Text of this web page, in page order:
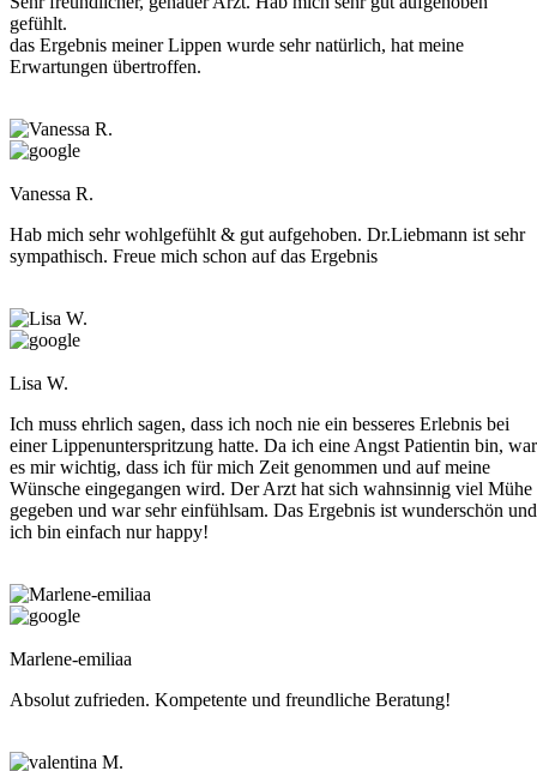
gefühlt.
das Ergebnis meiner Lippen wurde sehr natürlich, hat meine
Erwartungen übertroffen.
Vanessa R.
Hab mich sehr wohlgefühlt & gut aufgehoben. Dr.Liebmann ist sehr
sympathisch. Freue mich schon auf das Ergebnis
Lisa W.
Ich muss ehrlich sagen, dass ich noch nie ein besseres Erlebnis bei
einer Lippenunterspritzung hatte. Da ich eine Angst Patientin bin, war
es mir wichtig, dass ich für mich Zeit genommen und auf meine
Wünsche eingegangen wird. Der Arzt hat sich wahnsinnig viel Mühe
gegeben und war sehr einfühlsam. Das Ergebnis ist wunderschön und
ich bin einfach nur happy!
Marlene-emiliaa
Absolut zufrieden. Kompetente und freundliche Beratung!